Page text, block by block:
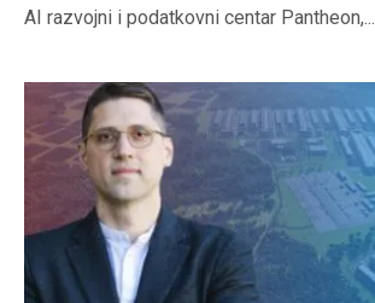
AI razvojni i podatkovni centar Pantheon,...